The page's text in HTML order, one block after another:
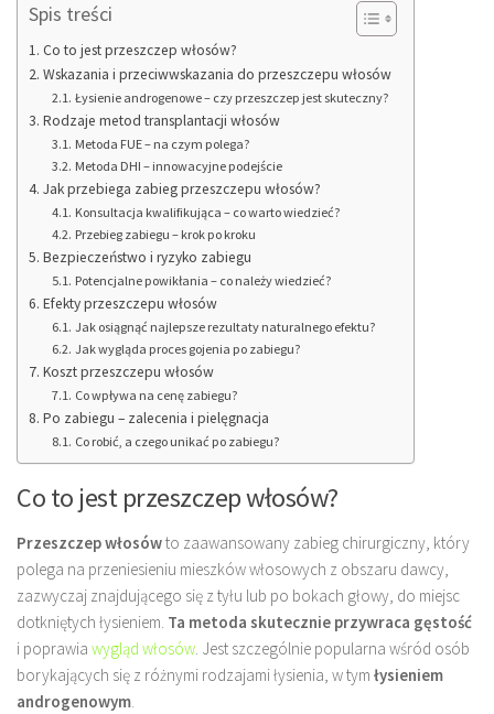
Spis treści
Co to jest przeszczep włosów?
Wskazania i przeciwwskazania do przeszczepu włosów
Łysienie androgenowe – czy przeszczep jest skuteczny?
Rodzaje metod transplantacji włosów
Metoda FUE – na czym polega?
Metoda DHI – innowacyjne podejście
Jak przebiega zabieg przeszczepu włosów?
Konsultacja kwalifikująca – co warto wiedzieć?
Przebieg zabiegu – krok po kroku
Bezpieczeństwo i ryzyko zabiegu
Potencjalne powikłania – co należy wiedzieć?
Efekty przeszczepu włosów
Jak osiągnąć najlepsze rezultaty naturalnego efektu?
Jak wygląda proces gojenia po zabiegu?
Koszt przeszczepu włosów
Co wpływa na cenę zabiegu?
Po zabiegu – zalecenia i pielęgnacja
Co robić, a czego unikać po zabiegu?
Co to jest przeszczep włosów?
Przeszczep włosówto zaawansowany zabieg chirurgiczny, który
polega na przeniesieniu mieszków włosowych z obszaru dawcy,
zazwyczaj znajdującego się z tyłu lub po bokach głowy, do miejsc
dotkniętych łysieniem. Ta metoda skutecznie przywraca gęstość
i poprawia wygląd włosów. Jest szczególnie popularna wśród osób
borykających się z różnymi rodzajami łysienia, w tym łysieniem
androgenowym.